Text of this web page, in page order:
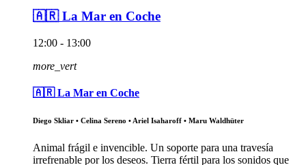
🇦🇷 La Mar en Coche
12:00 - 13:00
more_vert
🇦🇷 La Mar en Coche
Diego Skliar • Celina Sereno • Ariel Isaharoff • Maru Waldhüter
Animal frágil e invencible. Un soporte para una travesía
irrefrenable por los deseos. Tierra fértil para los sonidos que